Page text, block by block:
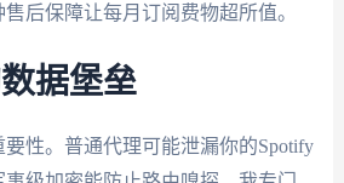
后保障让每月订阅费物超所值。
据堡垒
性。普通代理可能泄漏你的Spotify